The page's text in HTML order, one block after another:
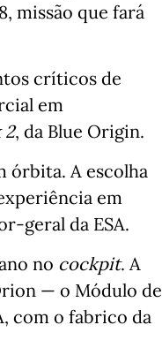
missão que fará
críticos de
em
2, da Blue Origin.
órbita. A escolha
em
geral da ESA.
no cockpit. A
— o Módulo de
com o fabrico da